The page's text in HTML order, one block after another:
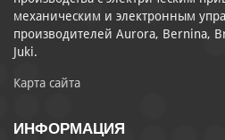
механическим и электронным
производителей Aurora, Bernina,
Juki.
Карта сайта
ИНФОРМАЦИЯ